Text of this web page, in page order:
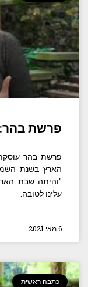
פרשת
פרשת בהר
הארץ בשנת
"והיתה שבת
עלינו לטובה.
6 מאי 2021
כתבה ראשית